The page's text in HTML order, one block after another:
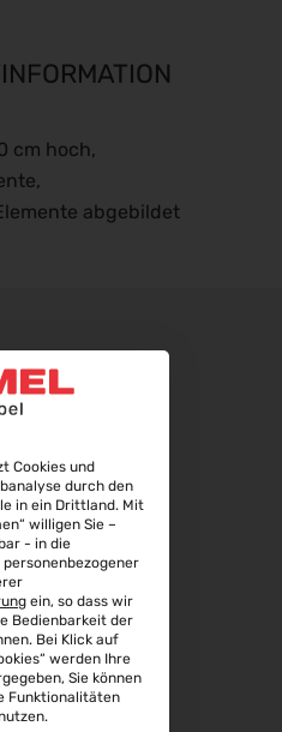
cm hoch,
abgebildet
Cookies und
durch den
in ein Drittland. Mit
willigen Sie –
- in die
ein, so dass wir
Bedienbarkeit der
Bei Klick auf
werden Ihre
Sie können
Funktionalitäten